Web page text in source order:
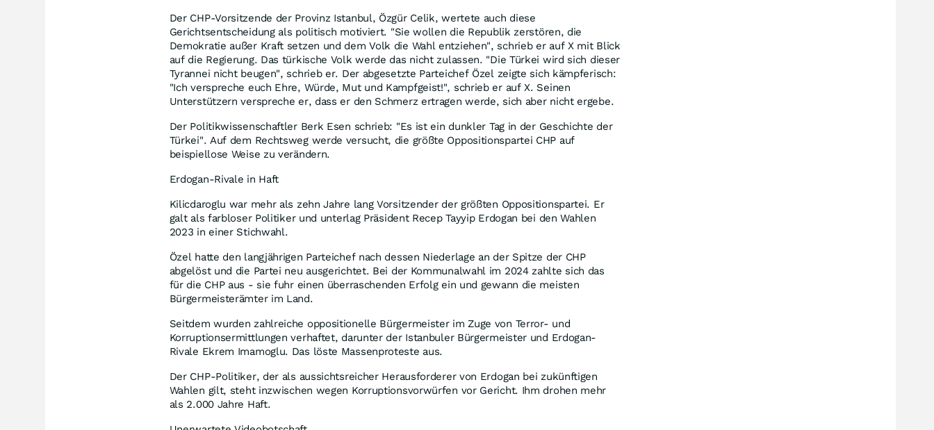
Der CHP-Vorsitzende der Provinz Istanbul, Özgür Celik, wertete auch diese
Gerichtsentscheidung als politisch motiviert. "Sie wollen die Republik zerstören, die
Demokratie außer Kraft setzen und dem Volk die Wahl entziehen", schrieb er auf X mit Blick
auf die Regierung. Das türkische Volk werde das nicht zulassen. "Die Türkei wird sich dieser
Tyrannei nicht beugen", schrieb er. Der abgesetzte Parteichef Özel zeigte sich kämpferisch:
"Ich verspreche euch Ehre, Würde, Mut und Kampfgeist!", schrieb er auf X. Seinen
Unterstützern verspreche er, dass er den Schmerz ertragen werde, sich aber nicht ergebe.
Der Politikwissenschaftler Berk Esen schrieb: "Es ist ein dunkler Tag in der Geschichte der
Türkei". Auf dem Rechtsweg werde versucht, die größte Oppositionspartei CHP auf
beispiellose Weise zu verändern.
Erdogan-Rivale in Haft
Kilicdaroglu war mehr als zehn Jahre lang Vorsitzender der größten Oppositionspartei. Er
galt als farbloser Politiker und unterlag Präsident Recep Tayyip Erdogan bei den Wahlen
2023 in einer Stichwahl.
Özel hatte den langjährigen Parteichef nach dessen Niederlage an der Spitze der CHP
abgelöst und die Partei neu ausgerichtet. Bei der Kommunalwahl im 2024 zahlte sich das
für die CHP aus - sie fuhr einen überraschenden Erfolg ein und gewann die meisten
Bürgermeisterämter im Land.
Seitdem wurden zahlreiche oppositionelle Bürgermeister im Zuge von Terror- und
Korruptionsermittlungen verhaftet, darunter der Istanbuler Bürgermeister und Erdogan-
Rivale Ekrem Imamoglu. Das löste Massenproteste aus.
Der CHP-Politiker, der als aussichtsreicher Herausforderer von Erdogan bei zukünftigen
Wahlen gilt, steht inzwischen wegen Korruptionsvorwürfen vor Gericht. Ihm drohen mehr
als 2.000 Jahre Haft.